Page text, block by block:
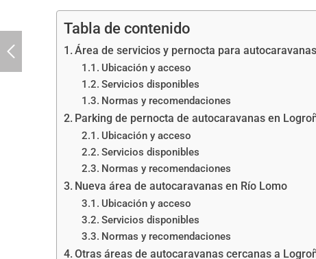
Tabla de contenido
Área de servicios y pernocta para
Ubicación y acceso
Servicios disponibles
Normas y recomendaciones
Parking de pernocta de autocaravanas en
Ubicación y acceso
Servicios disponibles
Normas y recomendaciones
Nueva área de autocaravanas en Río Lomo
Ubicación y acceso
Servicios disponibles
Normas y recomendaciones
Otras áreas de autocaravanas cercanas a